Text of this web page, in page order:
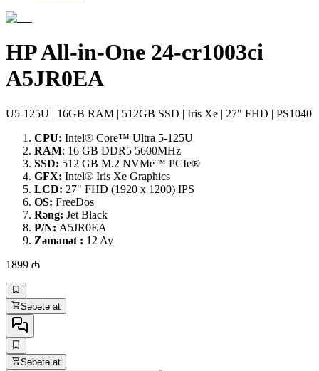
HP All-in-One 24-cr1003ci
A5JR0EA
U5-125U | 16GB RAM | 512GB SSD | Iris Xe | 27" FHD | PS1040
CPU: Intel® Core™ Ultra 5-125U
RAM: 16 GB DDR5 5600MHz
SSD: 512 GB M.2 NVMe™ PCIe®
GFX: Intel® Iris Xe Graphics
LCD: 27" FHD (1920 x 1200) IPS
OS: FreeDos
Rəng: Jet Black
P/N: A5JR0EA
Zəmanət : 12 Ay
1899
Səbətə at
Səbətə at